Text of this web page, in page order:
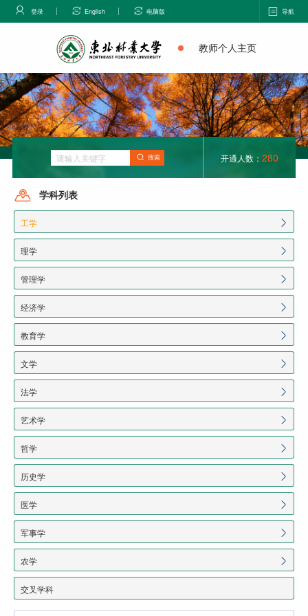
登录 English 电脑版 导航
教师个人主页
搜索 开通人数： 280
学科列表
工学
理学
管理学
经济学
教育学
文学
法学
艺术学
哲学
历史学
医学
军事学
农学
交叉学科